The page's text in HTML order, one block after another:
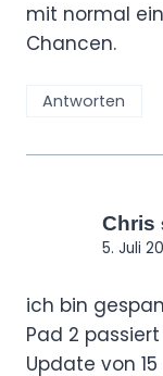
mit normal
Chancen.
Antworten
Chris
5. Juli
ich bin
Pad 2
Update von